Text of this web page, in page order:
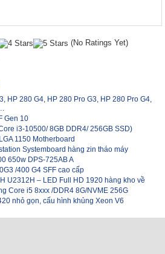
(No Ratings Yet)
HP 280 G4, HP 280 Pro G3, HP 280 Pro G4,
Gen 10
i3-10500/ 8GB DDR4/ 256GB SSD)
1150 Motherboard
Systemboard hàng zin tháo máy
650w DPS-725AB A
/400 G4 SFF cao cấp
U2312H – LED Full HD 1920 hàng kho về
Core i5 8xxx /DDR4 8G/NVME 256G
nhỏ gọn, cấu hình khủng Xeon V6